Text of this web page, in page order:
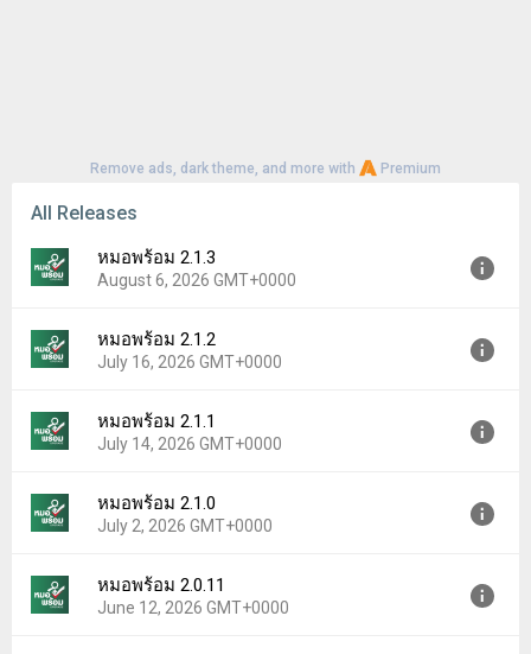
Remove ads, dark theme, and more with Premium
All Releases
หมอพร้อม 2.1.3
August 6, 2026 GMT+0000
Version:
2.1.3
Uploaded:
August 6, 2026 at 4:08PM GMT+0000
Downloads:
0
หมอพร้อม 2.1.2
July 16, 2026 GMT+0000
Version:
2.1.2
Uploaded:
July 16, 2026 at 3:44AM GMT+0000
Downloads:
0
หมอพร้อม 2.1.1
July 14, 2026 GMT+0000
Version:
2.1.1
Uploaded:
July 14, 2026 at 4:18AM GMT+0000
Downloads:
0
หมอพร้อม 2.1.0
July 2, 2026 GMT+0000
Version:
2.1.0
Uploaded:
July 2, 2026 at 3:07AM GMT+0000
หมอพร้อม 2.0.11
June 12, 2026 GMT+0000